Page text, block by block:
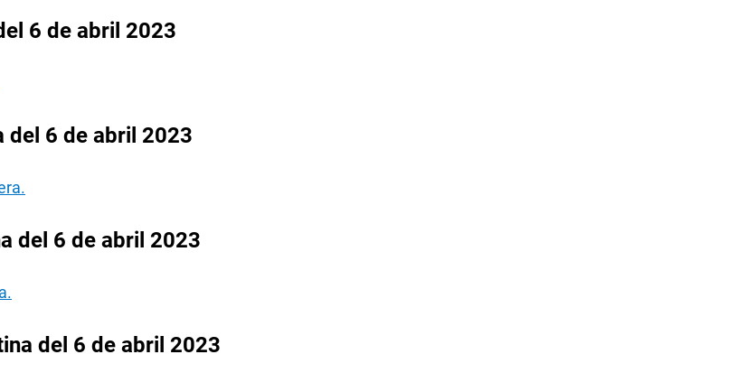
6 de abril 2023
del 6 de abril 2023
del 6 de abril 2023
del 6 de abril 2023